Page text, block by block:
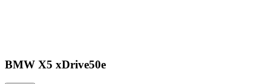
BMW X5 xDrive50e